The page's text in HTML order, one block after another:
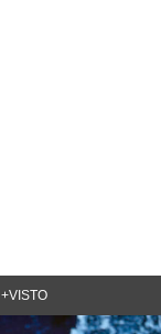
+VISTO